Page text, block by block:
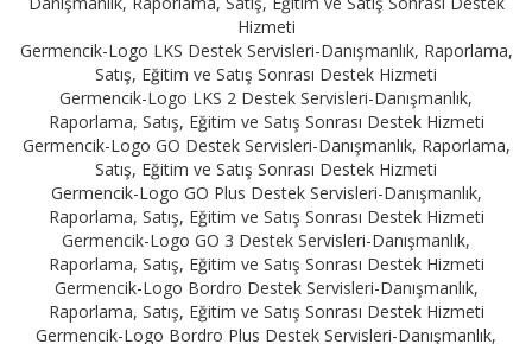
Hizmeti
Germencik-Logo LKS Destek Servisleri-Danışmanlık, Raporlama,
Satış, Eğitim ve Satış Sonrası Destek Hizmeti
Germencik-Logo LKS 2 Destek Servisleri-Danışmanlık,
Raporlama, Satış, Eğitim ve Satış Sonrası Destek Hizmeti
Germencik-Logo GO Destek Servisleri-Danışmanlık, Raporlama,
Satış, Eğitim ve Satış Sonrası Destek Hizmeti
Germencik-Logo GO Plus Destek Servisleri-Danışmanlık,
Raporlama, Satış, Eğitim ve Satış Sonrası Destek Hizmeti
Germencik-Logo GO 3 Destek Servisleri-Danışmanlık,
Raporlama, Satış, Eğitim ve Satış Sonrası Destek Hizmeti
Germencik-Logo Bordro Destek Servisleri-Danışmanlık,
Raporlama, Satış, Eğitim ve Satış Sonrası Destek Hizmeti
Germencik-Logo Bordro Plus Destek Servisleri-Danışmanlık,